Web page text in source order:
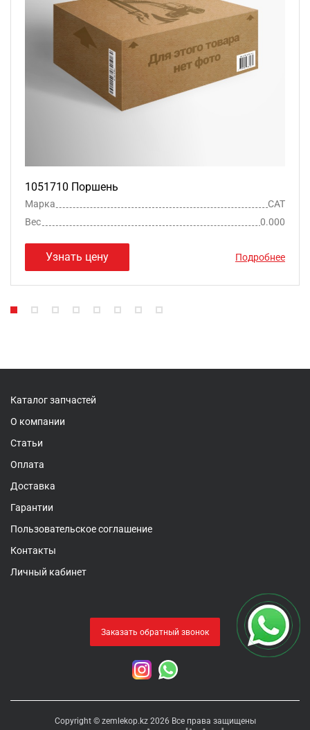
1051710 Поршень
Марка
CAT
Вес
0.000
Узнать цену Подробнее
Каталог запчастей
О компании
Статьи
Оплата
Доставка
Гарантии
Пользовательское соглашение
Контакты
Личный кабинет
Заказать обратный звонок
Copyright © zemlekop.kz 2026 Все права защищены